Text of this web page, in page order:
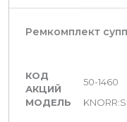
Ремкомплект
КОД
АКЦИЙ
50-1460
МОДЕЛЬ